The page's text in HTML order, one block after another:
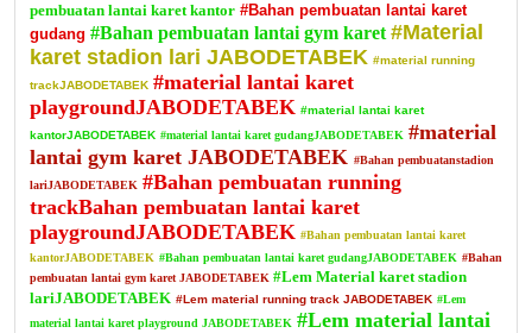
pembuatan lantai karet kantor #Bahan pembuatan lantai karet
gudang #Bahan pembuatan lantai gym karet #Material
karet stadion lari JABODETABEK #material running
trackJABODETABEK #material lantai karet
playgroundJABODETABEK #material lantai karet
kantorJABODETABEK #material lantai karet gudangJABODETABEK #material
lantai gym karet JABODETABEK #Bahan pembuatanstadion
lariJABODETABEK #Bahan pembuatan running
trackBahan pembuatan lantai karet
playgroundJABODETABEK #Bahan pembuatan lantai karet
kantorJABODETABEK #Bahan pembuatan lantai karet gudangJABODETABEK #Bahan
pembuatan lantai gym karet JABODETABEK #Lem Material karet stadion
lariJABODETABEK #Lem material running track JABODETABEK #Lem
material lantai karet playground JABODETABEK #Lem material lantai